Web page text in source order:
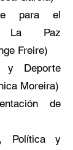
para el
La Paz
Freire)
y Deporte
Moreira)
de
Política y